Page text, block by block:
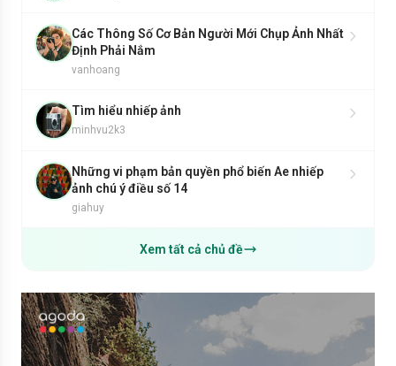
Các Thông Số Cơ Bản Người Mới Chụp Ảnh Nhất
Định Phải Nắm
vanhoang
Tìm hiểu nhiếp ảnh
minhvu2k3
Những vi phạm bản quyền phổ biến Ae nhiếp
ảnh chú ý điều số 14
giahuy
Xem tất cả chủ đề